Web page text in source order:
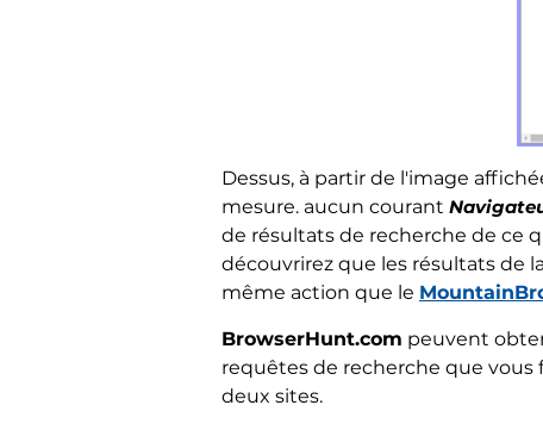
Dessus, à partir de l'image
mesure. aucun courant
de résultats de recherche de ce
découvrirez que les résultats de
même action que le
BrowserHunt.com peuvent
requêtes de recherche que vous
deux sites.